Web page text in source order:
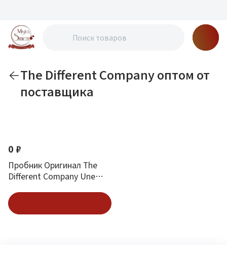
The Different Company оптом от
поставщика
0 ₽
Пробник Оригинал The
Different Company Une
Long 1.5 ml